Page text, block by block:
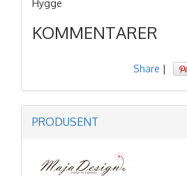
Hygge
KOMMENTARER
Share |
PRODUSENT